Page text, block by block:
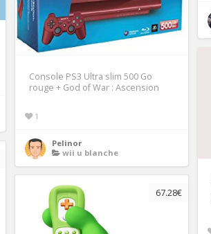
Console PS3 Ultra slim 500 Go
rouge + God of War : Ascension
1
Pelinor
wii u blanche
67.28€